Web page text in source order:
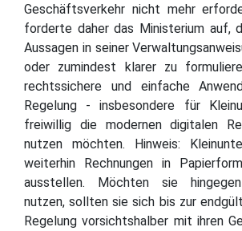
Geschäftsverkehr nicht mehr
forderte daher das Ministerium auf,
Aussagen in seiner
oder zumindest klarer zu
rechtssichere und einfache
Regelung - insbesondere für
freiwillig die modernen digitalen
nutzen möchten. Hinweis:
weiterhin Rechnungen in
ausstellen. Möchten sie hingegen
nutzen, sollten sie sich bis zur
Regelung vorsichtshalber mit ihren